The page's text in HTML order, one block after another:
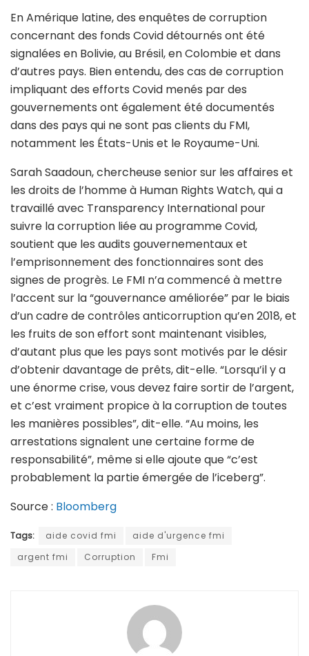
En Amérique latine, des enquêtes de corruption
concernant des fonds Covid détournés ont été
signalées en Bolivie, au Brésil, en Colombie et dans
d’autres pays. Bien entendu, des cas de corruption
impliquant des efforts Covid menés par des
gouvernements ont également été documentés
dans des pays qui ne sont pas clients du FMI,
notamment les États-Unis et le Royaume-Uni.
Sarah Saadoun, chercheuse senior sur les affaires et
les droits de l’homme à Human Rights Watch, qui a
travaillé avec Transparency International pour
suivre la corruption liée au programme Covid,
soutient que les audits gouvernementaux et
l’emprisonnement des fonctionnaires sont des
signes de progrès. Le FMI n’a commencé à mettre
l’accent sur la “gouvernance améliorée” par le biais
d’un cadre de contrôles anticorruption qu’en 2018, et
les fruits de son effort sont maintenant visibles,
d’autant plus que les pays sont motivés par le désir
d’obtenir davantage de prêts, dit-elle. “Lorsqu’il y a
une énorme crise, vous devez faire sortir de l’argent,
et c’est vraiment propice à la corruption de toutes
les manières possibles”, dit-elle. “Au moins, les
arrestations signalent une certaine forme de
responsabilité”, même si elle ajoute que “c’est
probablement la partie émergée de l’iceberg”.
Source : Bloomberg
Tags: aide covid fmi
aide d'urgence fmi
argent fmi
Corruption Fmi